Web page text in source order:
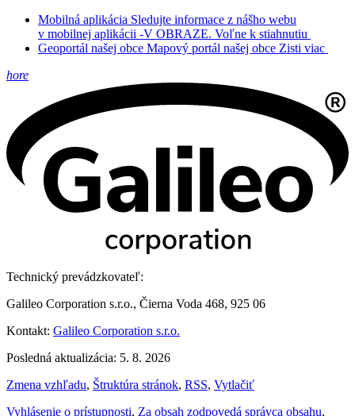
Mobilná aplikácia Sledujte informace z nášho webu
v mobilnej aplikácii -V OBRAZE. Voľne k stiahnutiu
Geoportál našej obce Mapový portál našej obce Zisti viac
hore
Technický prevádzkovateľ:
Galileo Corporation s.r.o., Čierna Voda 468, 925 06
Kontakt: Galileo Corporation s.r.o.
Posledná aktualizácia: 5. 8. 2026
Zmena vzhľadu, Štruktúra stránok, RSS, Vytlačiť
Vyhlásenie o prístupnosti, Za obsah zodpovedá správca obsahu,